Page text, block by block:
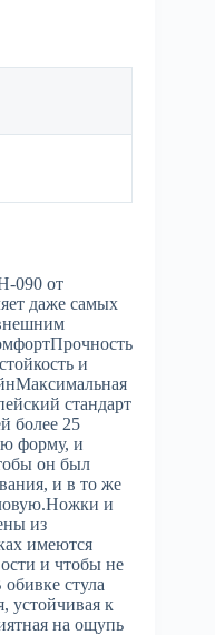
090 от
даже самых
и
стандарт
более 25
форму, и
он был
и в то же
и
из
имеются
и чтобы не
стула
устойчивая к
на ощупь